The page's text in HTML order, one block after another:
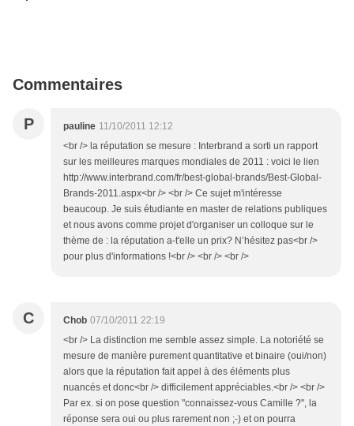
Commentaires
P pauline 11/10/2011 12:12
<br /> la réputation se mesure : Interbrand a sorti un rapport
sur les meilleures marques mondiales de 2011 : voici le lien
http://www.interbrand.com/fr/best-global-brands/Best-Global-
Brands-2011.aspx<br /> <br /> Ce sujet m'intéresse
beaucoup. Je suis étudiante en master de relations publiques
et nous avons comme projet d'organiser un colloque sur le
thème de : la réputation a-t'elle un prix? N’hésitez pas<br />
pour plus d'informations !<br /> <br /> <br />
C Chob 07/10/2011 22:19
<br /> La distinction me semble assez simple. La notoriété se
mesure de manière purement quantitative et binaire (oui/non)
alors que la réputation fait appel à des éléments plus
nuancés et donc<br /> difficilement appréciables.<br /> <br />
Par ex. si on pose question "connaissez-vous Camille ?", la
réponse sera oui ou plus rarement non ;-) et on pourra